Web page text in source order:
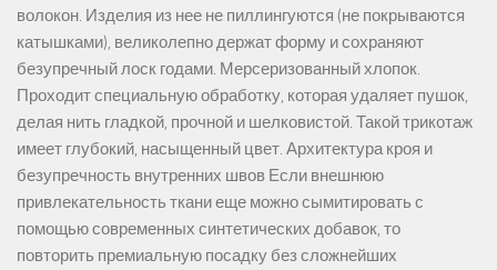
волокон. Изделия из нее не пиллингуются (не покрываются
катышками), великолепно держат форму и сохраняют
безупречный лоск годами. Мерсеризованный хлопок.
Проходит специальную обработку, которая удаляет пушок,
делая нить гладкой, прочной и шелковистой. Такой трикотаж
имеет глубокий, насыщенный цвет. Архитектура кроя и
безупречность внутренних швов Если внешнюю
привлекательность ткани еще можно сымитировать с
помощью современных синтетических добавок, то
повторить премиальную посадку без сложнейших